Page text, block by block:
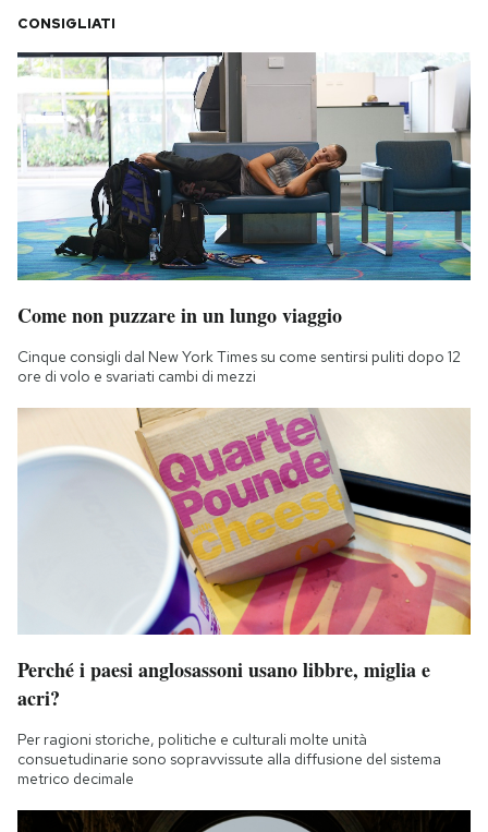
CONSIGLIATI
Come non puzzare in un lungo viaggio
Cinque consigli dal New York Times su come sentirsi puliti dopo 12
ore di volo e svariati cambi di mezzi
Perché i paesi anglosassoni usano libbre, miglia e
acri?
Per ragioni storiche, politiche e culturali molte unità
consuetudinarie sono sopravvissute alla diffusione del sistema
metrico decimale